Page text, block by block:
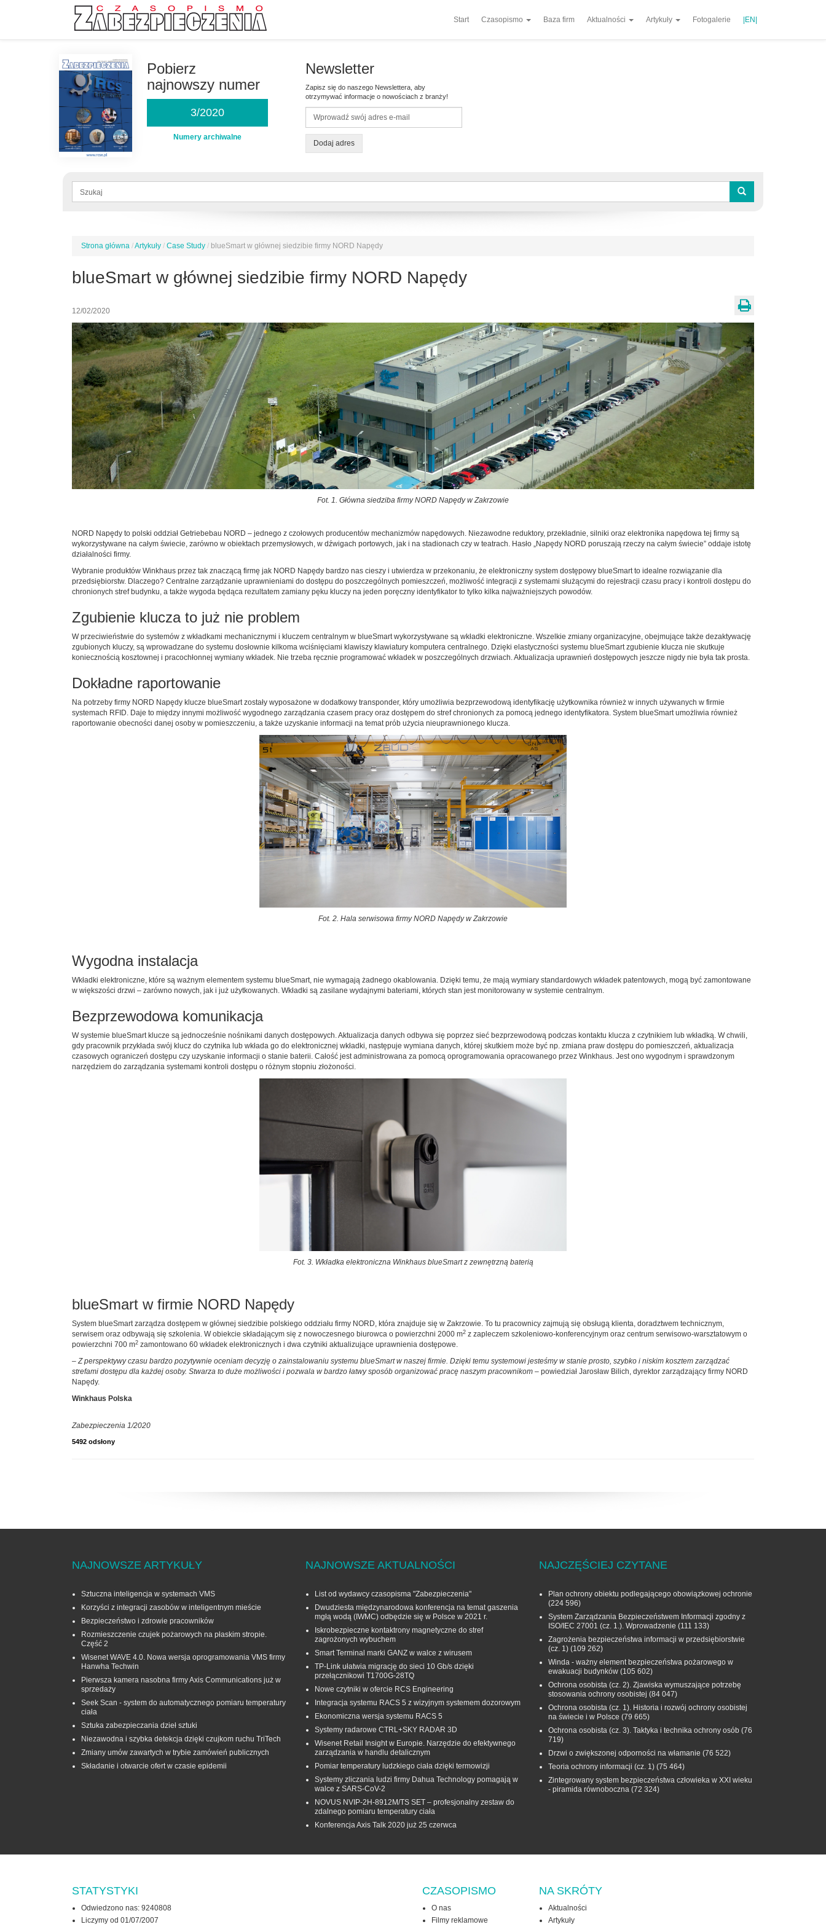
Start Czasopismo Baza firm Aktualności Artykuły Fotogalerie |EN|
Pobierz
najnowszy numer
3/2020
Numery archiwalne
Newsletter
Zapisz się do naszego Newslettera, aby
otrzymywać informacje o nowościach z branży!
Dodaj adres
Formularz
Jesteś
Strona główna /Artykuły / Case Study / blueSmart w głównej siedzibie firmy NORD Napędy
blueSmart w głównej siedzibie firmy NORD Napędy
12/02/2020
Fot. 1. Główna siedziba firmy NORD Napędy w Zakrzowie
NORD Napędy to polski oddział Getriebebau NORD – jednego z czołowych producentów mechanizmów napędowych. Niezawodne reduktory, przekładnie, silniki oraz elektronika napędowa tej firmy są
wykorzystywane na całym świecie, zarówno w obiektach przemysłowych, w dźwigach portowych, jak i na stadionach czy w teatrach. Hasło „Napędy NORD poruszają rzeczy na całym świecie” oddaje istotę
działalności firmy.
Wybranie produktów Winkhaus przez tak znaczącą firmę jak NORD Napędy bardzo nas cieszy i utwierdza w przekonaniu, że elektroniczny system dostępowy blueSmart to idealne rozwiązanie dla
przedsiębiorstw. Dlaczego? Centralne zarządzanie uprawnieniami do dostępu do poszczególnych pomieszczeń, możliwość integracji z systemami służącymi do rejestracji czasu pracy i kontroli dostępu do
chronionych stref budynku, a także wygoda będąca rezultatem zamiany pęku kluczy na jeden poręczny identyfikator to tylko kilka najważniejszych powodów.
Zgubienie klucza to już nie problem
W przeciwieństwie do systemów z wkładkami mechanicznymi i kluczem centralnym w blueSmart wykorzystywane są wkładki elektroniczne. Wszelkie zmiany organizacyjne, obejmujące także dezaktywację
zgubionych kluczy, są wprowadzane do systemu dosłownie kilkoma wciśnięciami klawiszy klawiatury komputera centralnego. Dzięki elastyczności systemu blueSmart zgubienie klucza nie skutkuje
koniecznością kosztownej i pracochłonnej wymiany wkładek. Nie trzeba ręcznie programować wkładek w poszczególnych drzwiach. Aktualizacja uprawnień dostępowych jeszcze nigdy nie była tak prosta.
Dokładne raportowanie
Na potrzeby firmy NORD Napędy klucze blueSmart zostały wyposażone w dodatkowy transponder, który umożliwia bezprzewodową identyfikację użytkownika również w innych używanych w firmie
systemach RFID. Daje to między innymi możliwość wygodnego zarządzania czasem pracy oraz dostępem do stref chronionych za pomocą jednego identyfikatora. System blueSmart umożliwia również
raportowanie obecności danej osoby w pomieszczeniu, a także uzyskanie informacji na temat prób użycia nieuprawnionego klucza.
Fot. 2. Hala serwisowa firmy NORD Napędy w Zakrzowie
Wygodna instalacja
Wkładki elektroniczne, które są ważnym elementem systemu blueSmart, nie wymagają żadnego okablowania. Dzięki temu, że mają wymiary standardowych wkładek patentowych, mogą być zamontowane
w większości drzwi – zarówno nowych, jak i już użytkowanych. Wkładki są zasilane wydajnymi bateriami, których stan jest monitorowany w systemie centralnym.
Bezprzewodowa komunikacja
W systemie blueSmart klucze są jednocześnie nośnikami danych dostępowych. Aktualizacja danych odbywa się poprzez sieć bezprzewodową podczas kontaktu klucza z czytnikiem lub wkładką. W chwili,
gdy pracownik przykłada swój klucz do czytnika lub wkłada go do elektronicznej wkładki, następuje wymiana danych, której skutkiem może być np. zmiana praw dostępu do pomieszczeń, aktualizacja
czasowych ograniczeń dostępu czy uzyskanie informacji o stanie baterii. Całość jest administrowana za pomocą oprogramowania opracowanego przez Winkhaus. Jest ono wygodnym i sprawdzonym
narzędziem do zarządzania systemami kontroli dostępu o różnym stopniu złożoności.
Fot. 3. Wkładka elektroniczna Winkhaus blueSmart z zewnętrzną baterią
blueSmart w firmie NORD Napędy
System blueSmart zarządza dostępem w głównej siedzibie polskiego oddziału firmy NORD, która znajduje się w Zakrzowie. To tu pracownicy zajmują się obsługą klienta, doradztwem technicznym,
serwisem oraz odbywają się szkolenia. W obiekcie składającym się z nowoczesnego biurowca o powierzchni 2000 m2 z zapleczem szkoleniowo-konferencyjnym oraz centrum serwisowo-warsztatowym o
powierzchni 700 m2 zamontowano 60 wkładek elektronicznych i dwa czytniki aktualizujące uprawnienia dostępowe.
– Z perspektywy czasu bardzo pozytywnie oceniam decyzję o zainstalowaniu systemu blueSmart w naszej firmie. Dzięki temu systemowi jesteśmy w stanie prosto, szybko i niskim kosztem zarządzać
strefami dostępu dla każdej osoby. Stwarza to duże możliwości i pozwala w bardzo łatwy sposób organizować pracę naszym pracownikom – powiedział Jarosław Bilich, dyrektor zarządzający firmy NORD
Napędy.
Winkhaus Polska
Zabezpieczenia 1/2020
5492 odsłony
NAJNOWSZE ARTYKUŁY
Sztuczna inteligencja w systemach VMS
Korzyści z integracji zasobów w inteligentnym mieście
Bezpieczeństwo i zdrowie pracowników
Rozmieszczenie czujek pożarowych na płaskim stropie.
Część 2
Wisenet WAVE 4.0. Nowa wersja oprogramowania VMS firmy
Hanwha Techwin
Pierwsza kamera nasobna firmy Axis Communications już w
sprzedaży
Seek Scan - system do automatycznego pomiaru temperatury
ciała
Sztuka zabezpieczania dzieł sztuki
Niezawodna i szybka detekcja dzięki czujkom ruchu TriTech
Zmiany umów zawartych w trybie zamówień publicznych
Składanie i otwarcie ofert w czasie epidemii
NAJNOWSZE AKTUALNOŚCI
List od wydawcy czasopisma "Zabezpieczenia"
Dwudziesta międzynarodowa konferencja na temat gaszenia
mgłą wodą (IWMC) odbędzie się w Polsce w 2021 r.
Iskrobezpieczne kontaktrony magnetyczne do stref
zagrożonych wybuchem
Smart Terminal marki GANZ w walce z wirusem
TP-Link ułatwia migrację do sieci 10 Gb/s dzięki
przełącznikowi T1700G‑28TQ
Nowe czytniki w ofercie RCS Engineering
Integracja systemu RACS 5 z wizyjnym systemem dozorowym
Ekonomiczna wersja systemu RACS 5
Systemy radarowe CTRL+SKY RADAR 3D
Wisenet Retail Insight w Europie. Narzędzie do efektywnego
zarządzania w handlu detalicznym
Pomiar temperatury ludzkiego ciała dzięki termowizji
Systemy zliczania ludzi firmy Dahua Technology pomagają w
walce z SARS-CoV-2
NOVUS NVIP-2H-8912M/TS SET – profesjonalny zestaw do
zdalnego pomiaru temperatury ciała
Konferencja Axis Talk 2020 już 25 czerwca
NAJCZĘŚCIEJ CZYTANE
Plan ochrony obiektu podlegającego obowiązkowej ochronie
(224 596)
System Zarządzania Bezpieczeństwem Informacji zgodny z
ISO/IEC 27001 (cz. 1.). Wprowadzenie (111 133)
Zagrożenia bezpieczeństwa informacji w przedsiębiorstwie
(cz. 1) (109 262)
Winda - ważny element bezpieczeństwa pożarowego w
ewakuacji budynków (105 602)
Ochrona osobista (cz. 2). Zjawiska wymuszające potrzebę
stosowania ochrony osobistej (84 047)
Ochrona osobista (cz. 1). Historia i rozwój ochrony osobistej
na świecie i w Polsce (79 665)
Ochrona osobista (cz. 3). Taktyka i technika ochrony osób (76
719)
Drzwi o zwiększonej odporności na włamanie (76 522)
Teoria ochrony informacji (cz. 1) (75 464)
Zintegrowany system bezpieczeństwa człowieka w XXI wieku
- piramida równoboczna (72 324)
STATYSTYKI
Odwiedzono nas: 9240808
Liczymy od 01/07/2007
CZASOPISMO
O nas
Filmy reklamowe
NA SKRÓTY
Aktualności
Artykuły